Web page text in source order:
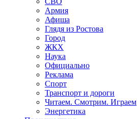
Армия
Афиша
Глядя из Ростова
Город
ЖКХ
Наука
Официально
Реклама
Спорт
Транспорт и дороги
Читаем. Смотрим. Играем
Энергетика